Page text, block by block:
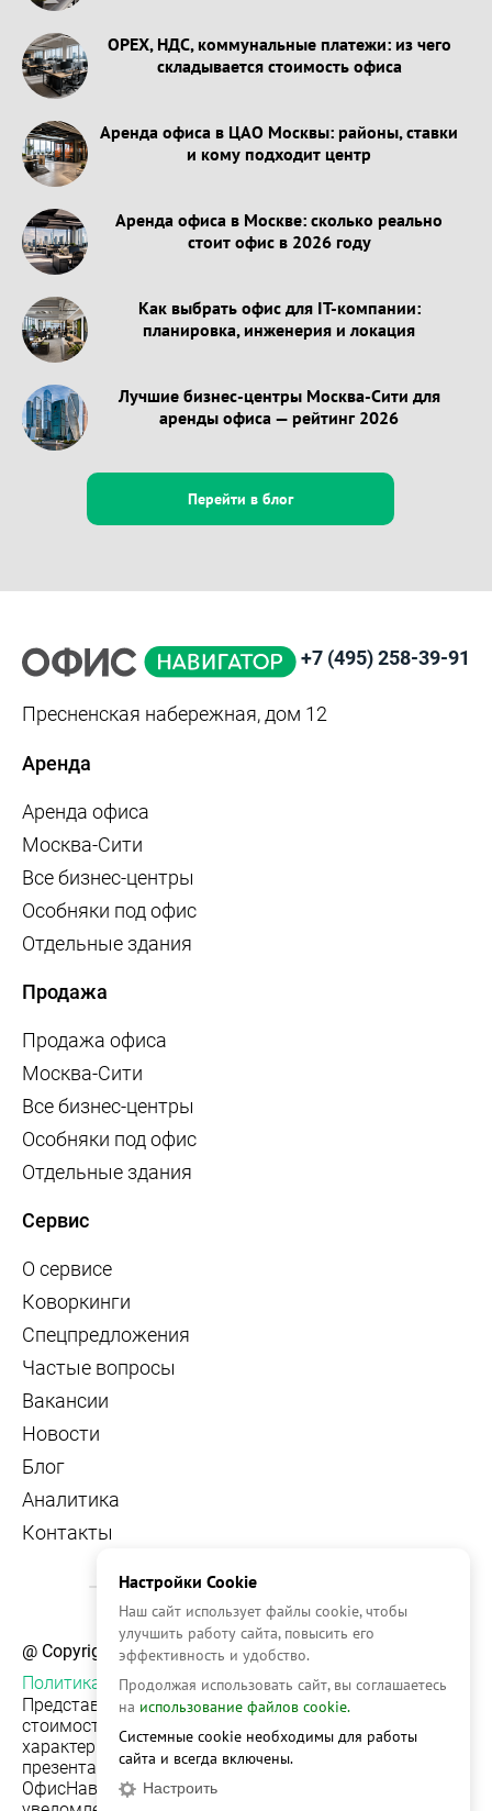
OPEX, НДС, коммунальные платежи: из чего
складывается стоимость офиса
Аренда офиса в ЦАО Москвы: районы, ставки
и кому подходит центр
Аренда офиса в Москве: сколько реально
стоит офис в 2026 году
Как выбрать офис для IT-компании:
планировка, инженерия и локация
Лучшие бизнес-центры Москва-Сити для
аренды офиса — рейтинг 2026
Перейти в блог
+7 (495) 258-39-91
Пресненская набережная, дом 12
Аренда
Аренда офиса
Москва-Сити
Все бизнес-центры
Особняки под офис
Отдельные здания
Продажа
Продажа офиса
Москва-Сити
Все бизнес-центры
Особняки под офис
Отдельные здания
Сервис
О сервисе
Коворкинги
Спецпредложения
Частые вопросы
Вакансии
Новости
Блог
Аналитика
Контакты
@ Copyright, 2026 OFFICE NAVIGATOR
Политика конфиденциальности
Представленная на сайте информация, в т.ч.
стоимости объектов, носит информационный
характер и не является публичной офертой. Условия
презентации объекта недвижимости на сервисе
ОфисНавигатор могут быть изменены без
Настройки Cookie
Наш сайт использует файлы cookie, чтобы
улучшить работу сайта, повысить его
эффективность и удобство.
Продолжая использовать сайт, вы соглашаетесь
на использование файлов cookie.
Системные cookie необходимы для работы
сайта и всегда включены.
Настроить